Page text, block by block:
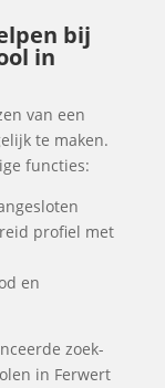
bij
in
van een
te maken.
functies:
profiel met
en
zoek-
in Ferwert